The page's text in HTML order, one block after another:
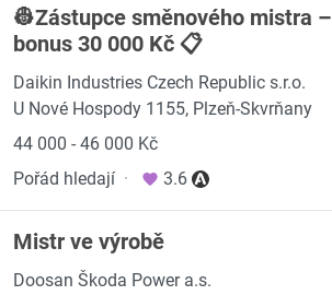
👷Zástupce směnového mistra
bonus 30 000 Kč 📋
Daikin Industries Czech Republic s.r.o.
U Nové Hospody 1155, Plzeň-Skvrňany
44 000 - 46 000 Kč
Pořád hledají · 3.6
Mistr ve výrobě
Doosan Škoda Power a.s.